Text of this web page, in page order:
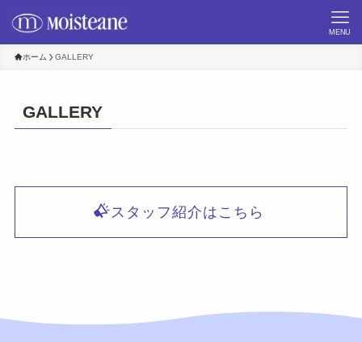
MENU
ホーム GALLERY
GALLERY
スタッフ紹介はこちら